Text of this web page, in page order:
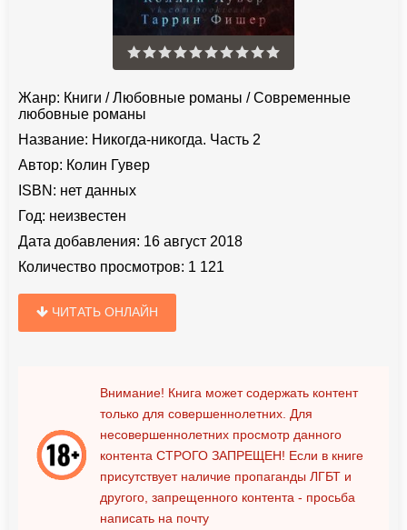
Жанр: Книги /Любовные романы /Современные
любовные романы
Название: Никогда-никогда. Часть 2
Автор: Колин Гувер
ISBN: нет данных
Год: неизвестен
Дата добавления: 16 август 2018
Количество просмотров: 1 121
ЧИТАТЬ ОНЛАЙН
Внимание! Книга может содержать контент
только для совершеннолетних. Для
несовершеннолетних просмотр данного
контента СТРОГО ЗАПРЕЩЕН! Если в книге
присутствует наличие пропаганды ЛГБТ и
другого, запрещенного контента - просьба
написать на почту